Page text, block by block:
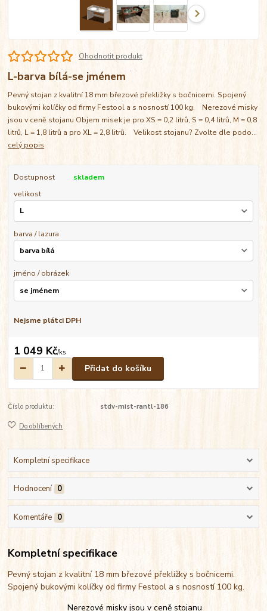
Ohodnotit produkt
L-barva bílá-se jménem
Pevný stojan z kvalitní 18 mm březové překližky s bočnicemi. Spojený
bukovými kolíčky od firmy Festool a s nosností 100 kg. Nerezové misky
jsou v ceně stojanu Objem misek je pro XS = 0,2 litrů, S = 0,4 litrů, M = 0,8
litrů, L = 1,8 litrů a pro XL = 2,8 litrů. Velikost stojanu? Zvolte dle podo...
celý popis
Dostupnost
skladem
velikost
barva / lazura
jméno / obrázek
Nejsme plátci DPH
1 049 Kč/ks
Přidat do košíku
Číslo produktu: stdv-mist-rantl-186
Do oblíbených
Kompletní specifikace
Hodnocení 0
Komentáře 0
Kompletní specifikace
Pevný stojan z kvalitní 18 mm březové překližky s bočnicemi.
Spojený bukovými kolíčky od firmy Festool a s nosností 100 kg.
Nerezové misky jsou v ceně stojanu